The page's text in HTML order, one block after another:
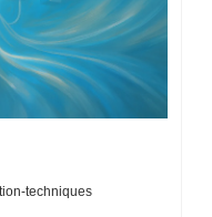
techniques